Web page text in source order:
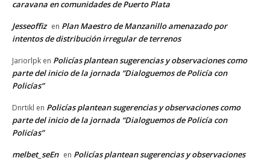
caravana en comunidades de Puerto Plata
Jesseoffiz en Plan Maestro de Manzanillo amenazado por
intentos de distribución irregular de terrenos
Jariorlpk en Policías plantean sugerencias y observaciones como
parte del inicio de la jornada “Dialoguemos de Policía con
Policías”
Dnrtikl en Policías plantean sugerencias y observaciones como
parte del inicio de la jornada “Dialoguemos de Policía con
Policías”
melbet_seEn en Policías plantean sugerencias y observaciones